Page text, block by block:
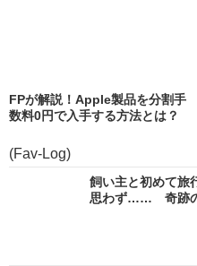
FPが解説！Apple製品を分割手
数料0円で入手する方法とは？
(Fav-Log)
飼い主と初めて旅
思わず…… 奇跡の